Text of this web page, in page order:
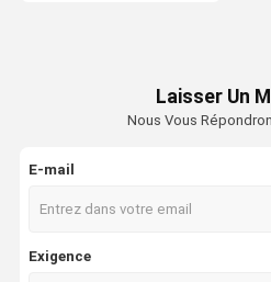
Série de reing de précision
Série spéciale à rainures
Série spéciale d'engrenages
Laisser Un
Nous Vous
E-mail
Exigence